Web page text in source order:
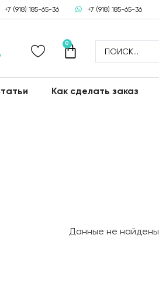
+7 (918) 185-65-36 +7 (918) 185-65-36
0
Как сделать заказ
Данные не найдены